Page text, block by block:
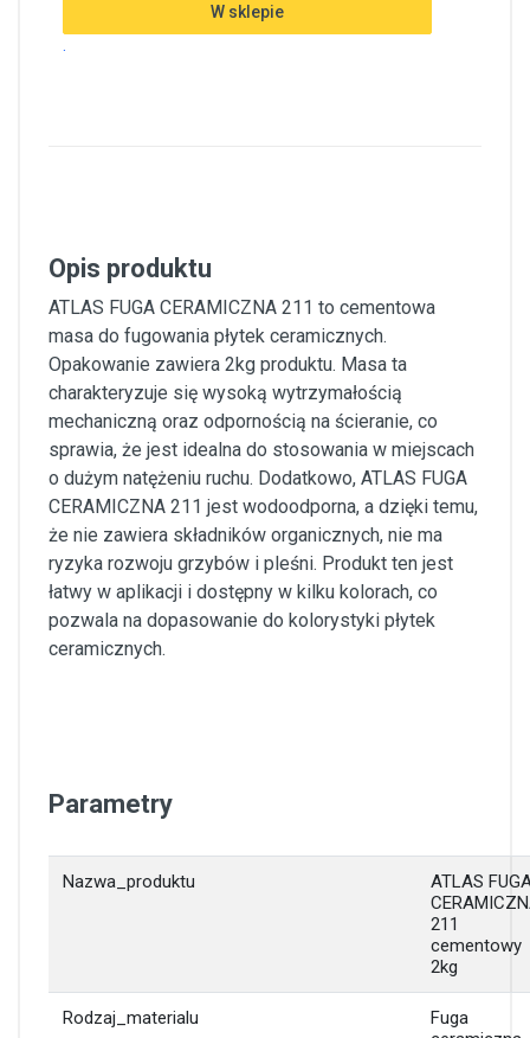
W sklepie
.
Opis produktu
ATLAS FUGA CERAMICZNA 211 to cementowa
masa do fugowania płytek ceramicznych.
Opakowanie zawiera 2kg produktu. Masa ta
charakteryzuje się wysoką wytrzymałością
mechaniczną oraz odpornością na ścieranie, co
sprawia, że jest idealna do stosowania w miejscach
o dużym natężeniu ruchu. Dodatkowo, ATLAS FUGA
CERAMICZNA 211 jest wodoodporna, a dzięki temu,
że nie zawiera składników organicznych, nie ma
ryzyka rozwoju grzybów i pleśni. Produkt ten jest
łatwy w aplikacji i dostępny w kilku kolorach, co
pozwala na dopasowanie do kolorystyki płytek
ceramicznych.
Parametry
Nazwa_produktu
ATLAS
211
cementowy
2kg
Rodzaj_materialu
Fuga